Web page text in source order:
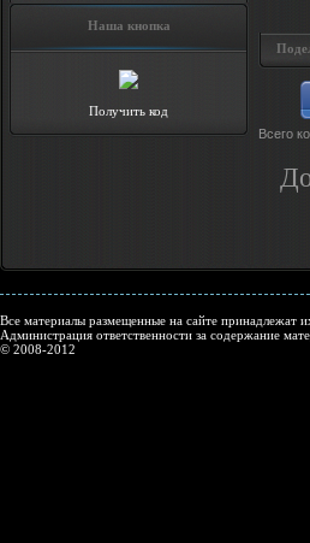
Наша кнопка
Получить код
Всего
Все материалы размещенные на сайте принадлежат
Администрация ответственности за содержание
© 2008-2012